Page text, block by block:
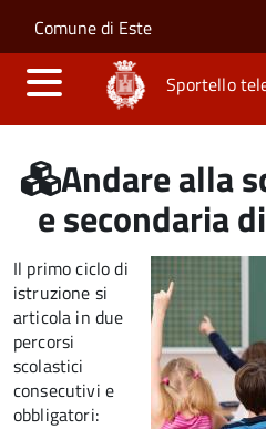
Salta al contenuto
Skip to site navigation
Comune di Este
Sportello
Andare alla
e secondaria
Il primo ciclo di
istruzione si
articola in due
percorsi
scolastici
consecutivi e
obbligatori: